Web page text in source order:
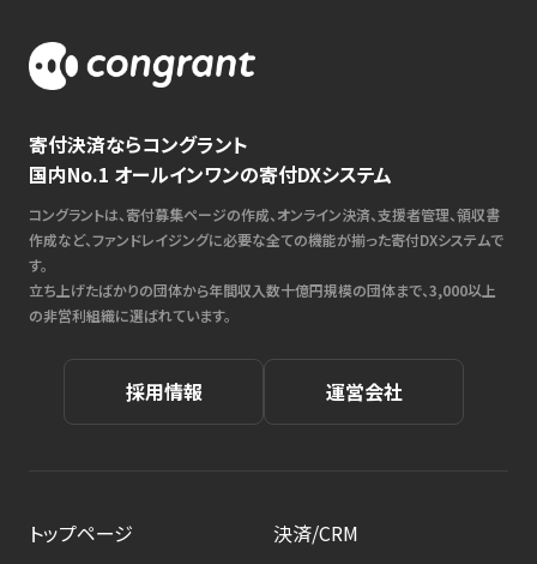
寄付決済ならコングラント
国内No.1 オールインワンの寄付DXシステム
コングラントは、寄付募集ページの作成、オンライン決済、支援者管理、領収書
作成など、ファンドレイジングに必要な全ての機能が揃った寄付DXシステムで
す。
立ち上げたばかりの団体から年間収入数十億円規模の団体まで、3,000以上
の非営利組織に選ばれています。
採用情報 運営会社
トップページ
決済/CRM